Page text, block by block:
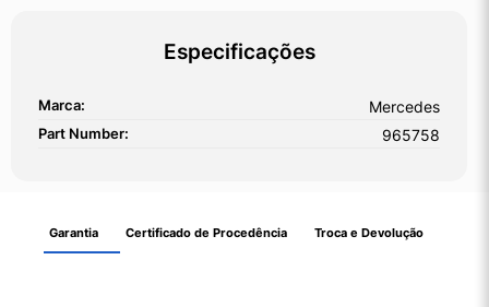
Especificações
Marca: Mercedes
Part Number: 965758
Garantia Certificado de Procedência Troca e Devolução